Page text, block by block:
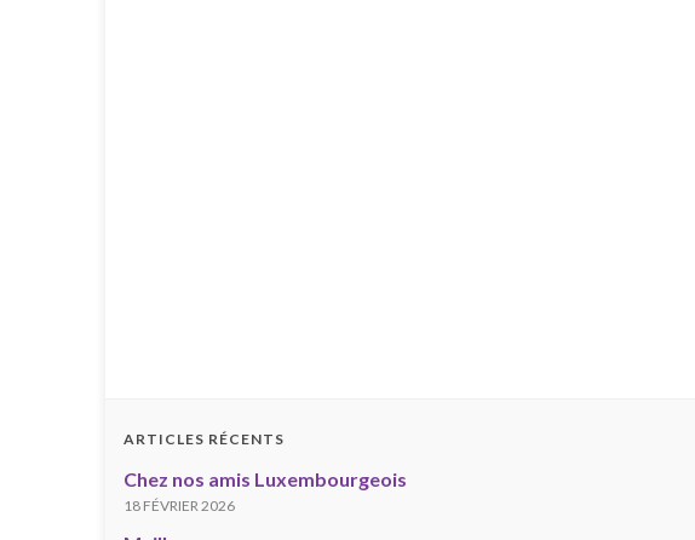
ARTICLES RÉCENTS
Chez nos amis Luxembourgeois
18 FÉVRIER 2026